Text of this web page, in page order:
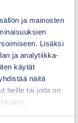
ja mainosten
Lisäksi
ja analytiikka-
käytät
näitä
heille tai joita on
-
jaJenni
roolit ja
kehitettiin
uudella
on